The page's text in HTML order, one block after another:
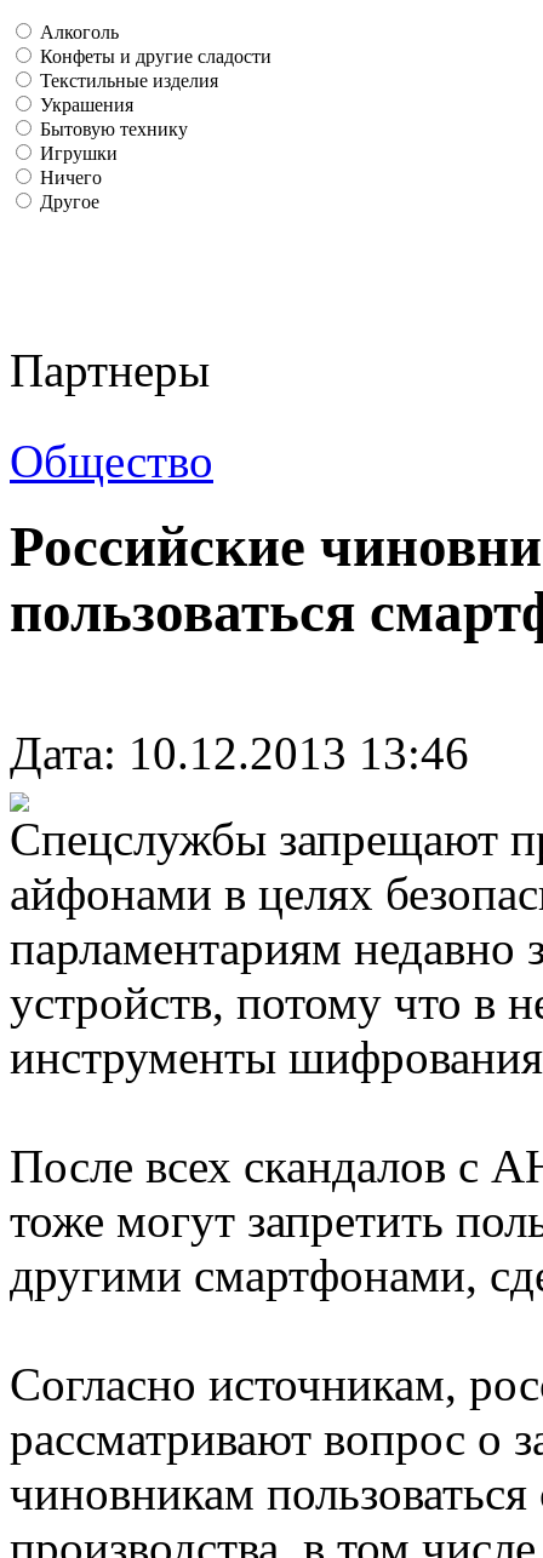
Алкоголь
Конфеты и другие сладости
Текстильные изделия
Украшения
Бытовую технику
Игрушки
Ничего
Другое
Партнеры
Общество
Российские
пользоваться
Дата: 10.12.2013 13:46
Спецслужбы запрещают
айфонами в целях
парламентариям недавно
устройств, потому что в
инструменты
После всех скандалов с
тоже могут запретить
другими смартфонами,
Согласно источникам,
рассматривают вопрос о
чиновникам
производства, в том